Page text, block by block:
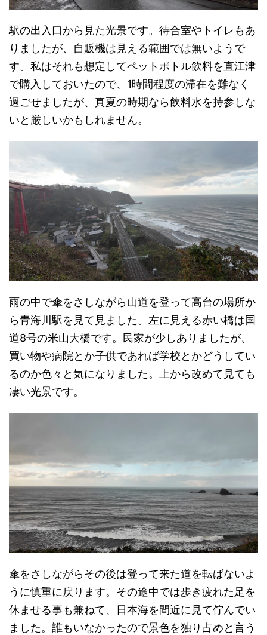
駅の出入口から見た光景です。待合室やトイレもあ
りましたが、自販機は見える範囲では無いようで
す。私はそれも想定してペットボトル飲料を直江津
で購入しておいたので、1時間程度の滞在を難なく
過ごせましたが、真夏の時期なら飲料水を持参しな
いと厳しいかもしれません。
雨の中で傘をさしながら山道を登って高台の場所か
ら青海川駅を見て見ました。左に見える赤い橋は国
道8号の米山大橋です。民家が少しありましたが、
買い物や病院とか子供であれば学校とかどうしてい
るのか色々と気になりました。上から改めて見ても
凄い光景です。
傘をさしながらその後は登って来た道を転ばないよ
うに慎重に戻ります。その途中では歩き疲れた足を
休ませる事も兼ねて、日本海を間近に見て佇んでい
ました。誰もいなかったので景色を独り占めと言う